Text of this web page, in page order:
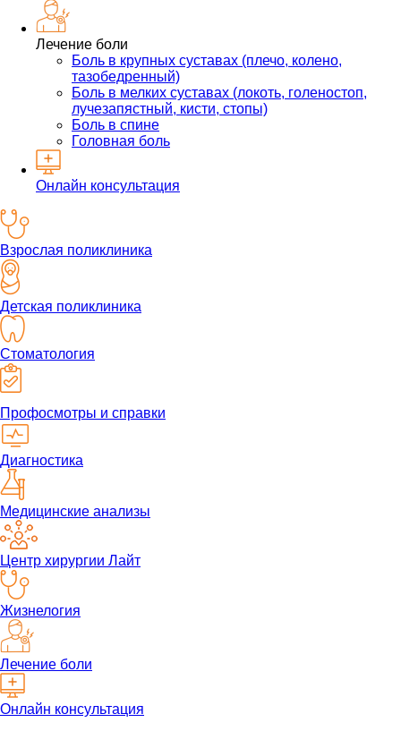
Лечение боли
Боль в крупных суставах (плечо, колено,
тазобедренный)
Боль в мелких суставах (локоть, голеностоп,
лучезапястный, кисти, стопы)
Боль в спине
Головная боль
Онлайн консультация
Взрослая поликлиника
Детская поликлиника
Стоматология
Профосмотры и справки
Диагностика
Медицинские анализы
Центр хирургии Лайт
Жизнелогия
Лечение боли
Онлайн консультация